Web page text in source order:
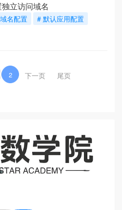
立访问域名
名配置
# 默认应用配置
2 下一页 尾页